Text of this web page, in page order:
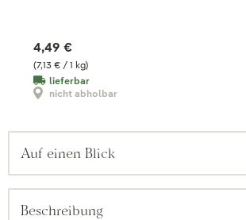
(7,13 € / 1 kg)
4,49 €
lieferbar
nicht abholbar
Auf einen Blick
Beschreibung